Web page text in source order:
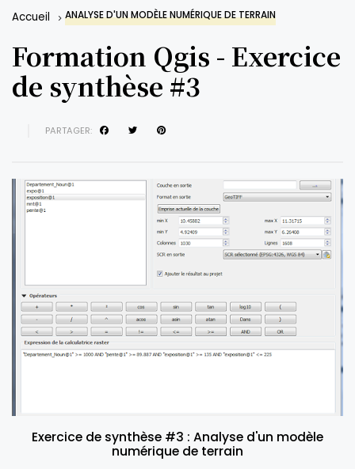
Accueil ANALYSE D'UN MODÈLE NUMÉRIQUE DE TERRAIN
Formation Qgis - Exercice
de synthèse #3
PARTAGER:
Exercice de synthèse #3 : Analyse d'un modèle
numérique de terrain